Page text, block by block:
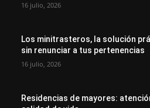
16 julio, 2026
Los minitrasteros, la solución
sin renunciar a tus pertenencias
16 julio, 2026
Residencias de mayores: